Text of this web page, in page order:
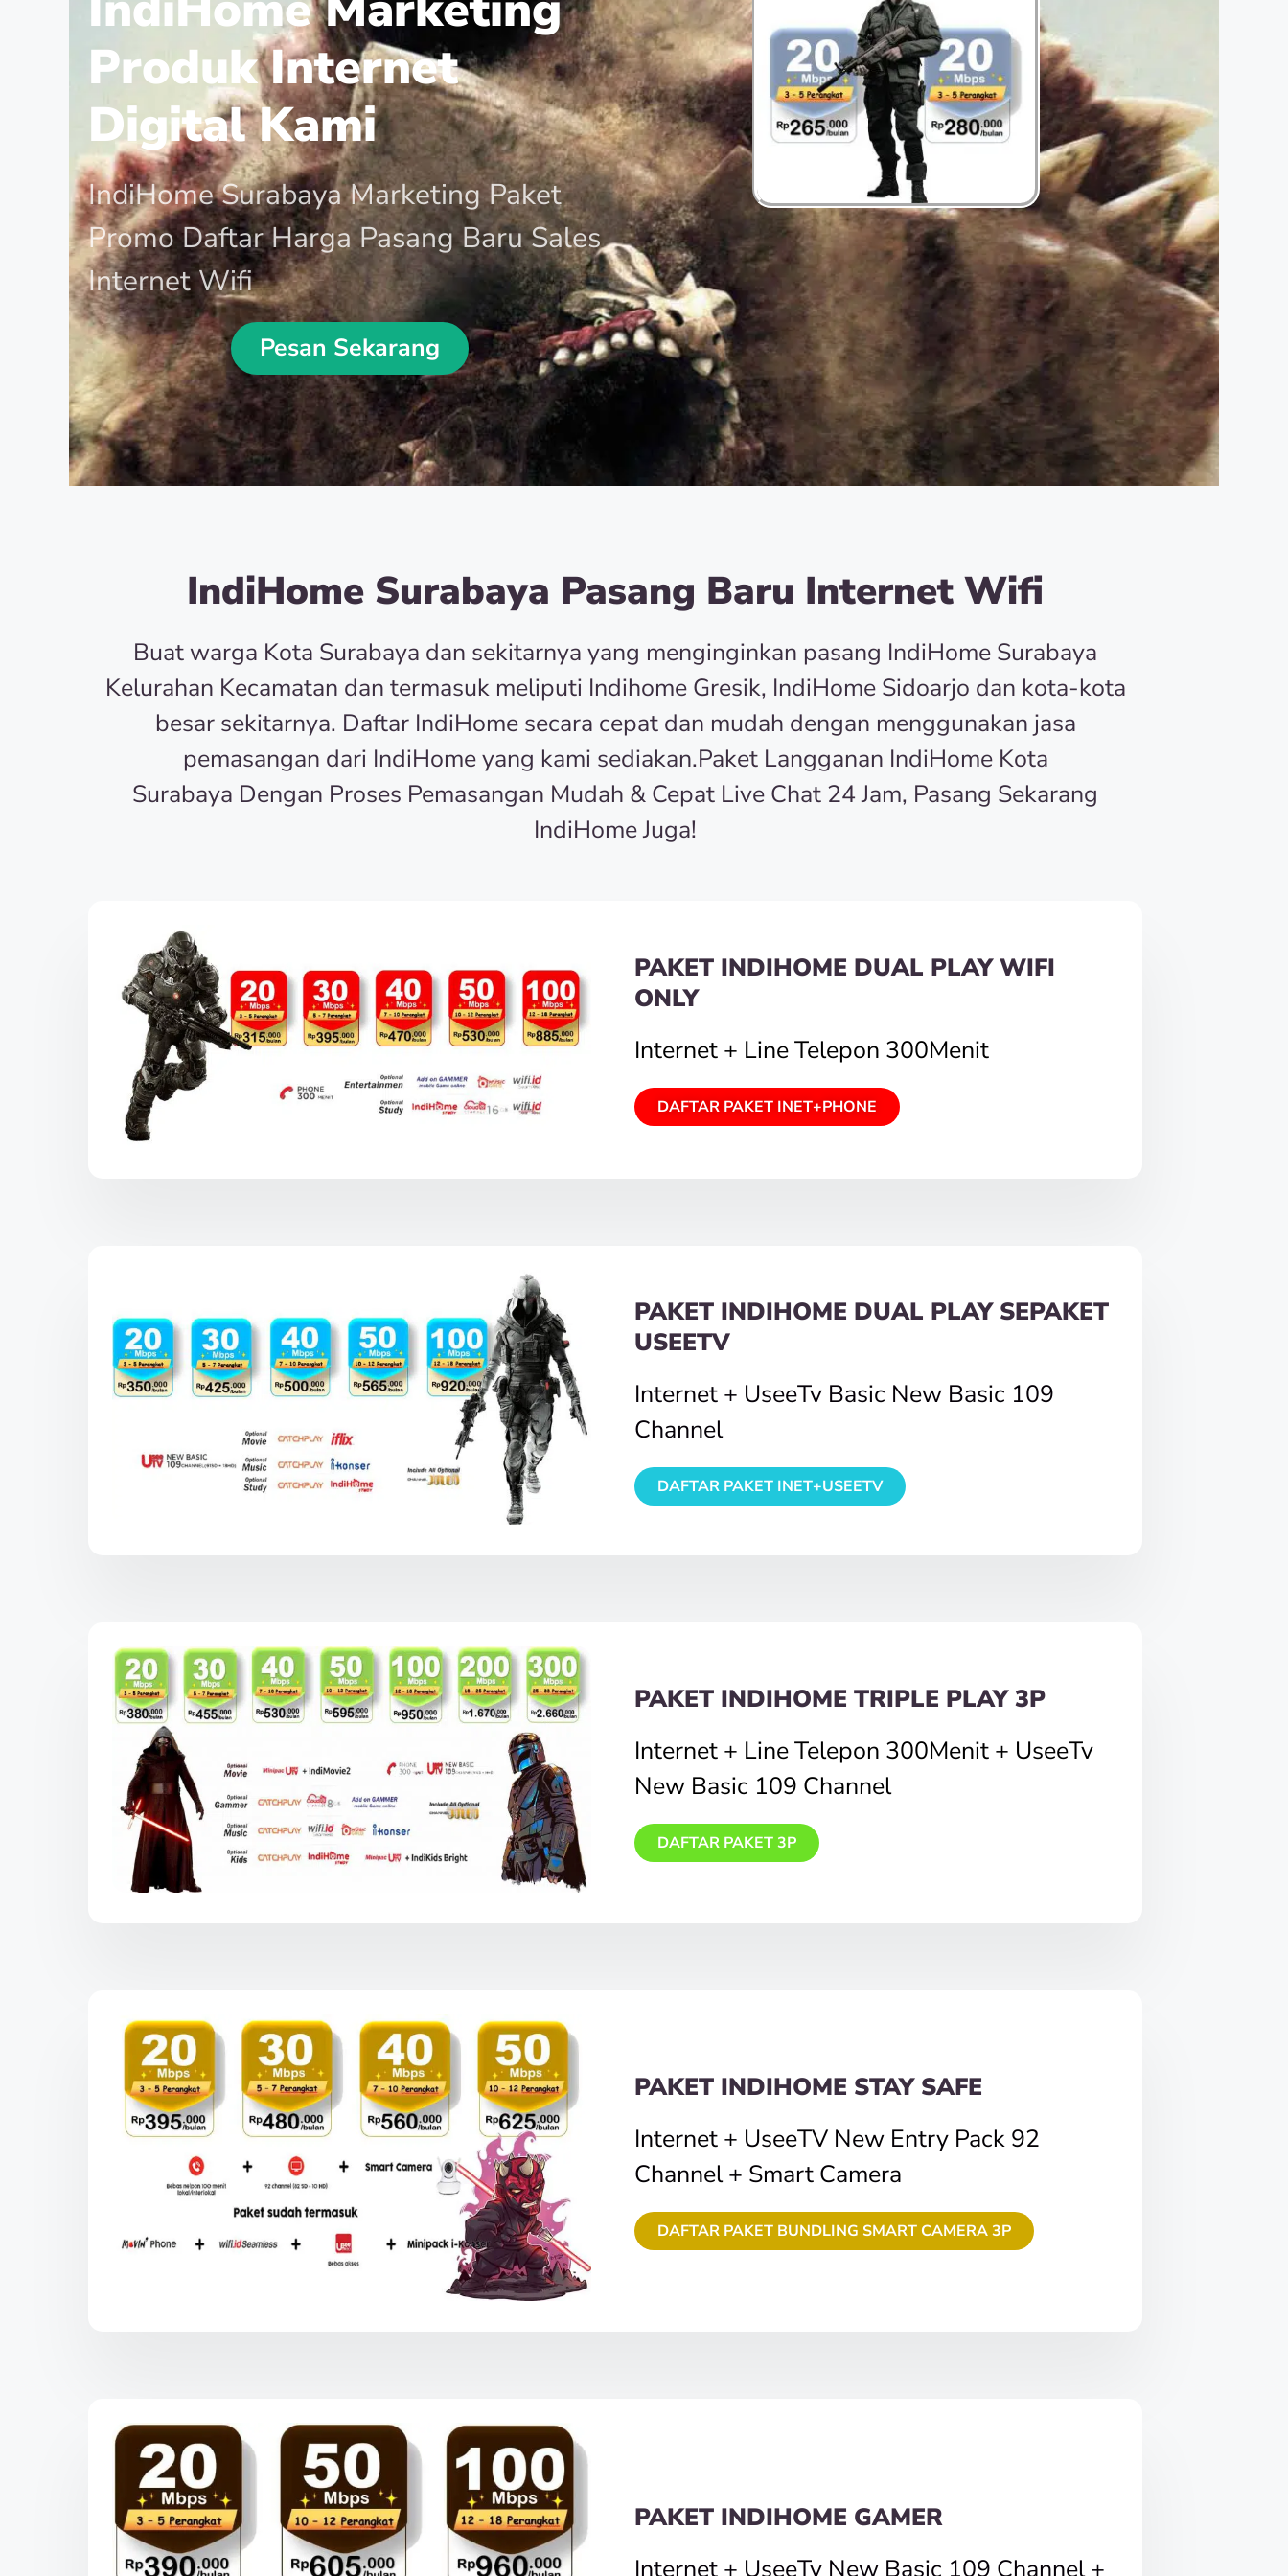
Produk Internet
Digital Kami
IndiHome Surabaya Marketing Paket
Promo Daftar Harga Pasang Baru Sales
Internet Wifi
Pesan Sekarang
IndiHome Surabaya Pasang Baru Internet Wifi
Buat warga Kota Surabaya dan sekitarnya yang menginginkan pasang IndiHome Surabaya
Kelurahan Kecamatan dan termasuk meliputi Indihome Gresik, IndiHome Sidoarjo dan kota-kota
besar sekitarnya. Daftar IndiHome secara cepat dan mudah dengan menggunakan jasa
pemasangan dari IndiHome yang kami sediakan.Paket Langganan IndiHome Kota
Surabaya Dengan Proses Pemasangan Mudah & Cepat Live Chat 24 Jam, Pasang Sekarang
IndiHome Juga!
PAKET INDIHOME DUAL PLAY WIFI
ONLY
Internet + Line Telepon 300Menit
DAFTAR PAKET INET+PHONE
PAKET INDIHOME DUAL PLAY SEPAKET
USEETV
Internet + UseeTv Basic New Basic 109
Channel
DAFTAR PAKET INET+USEETV
PAKET INDIHOME TRIPLE PLAY 3P
Internet + Line Telepon 300Menit + UseeTv
New Basic 109 Channel
DAFTAR PAKET 3P
PAKET INDIHOME STAY SAFE
Internet + UseeTV New Entry Pack 92
Channel + Smart Camera
DAFTAR PAKET BUNDLING SMART CAMERA 3P
PAKET INDIHOME GAMER